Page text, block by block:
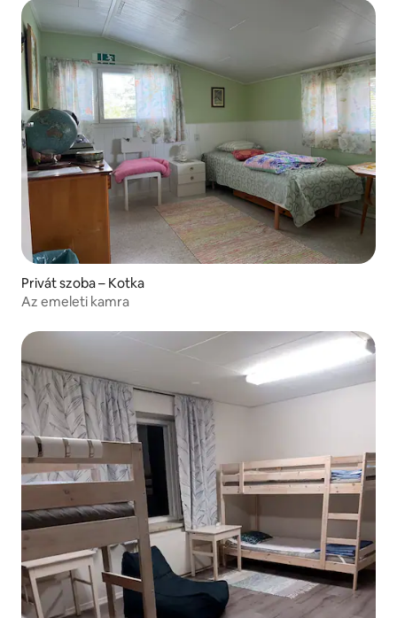
Privát szoba – Kotka
Az emeleti kamra